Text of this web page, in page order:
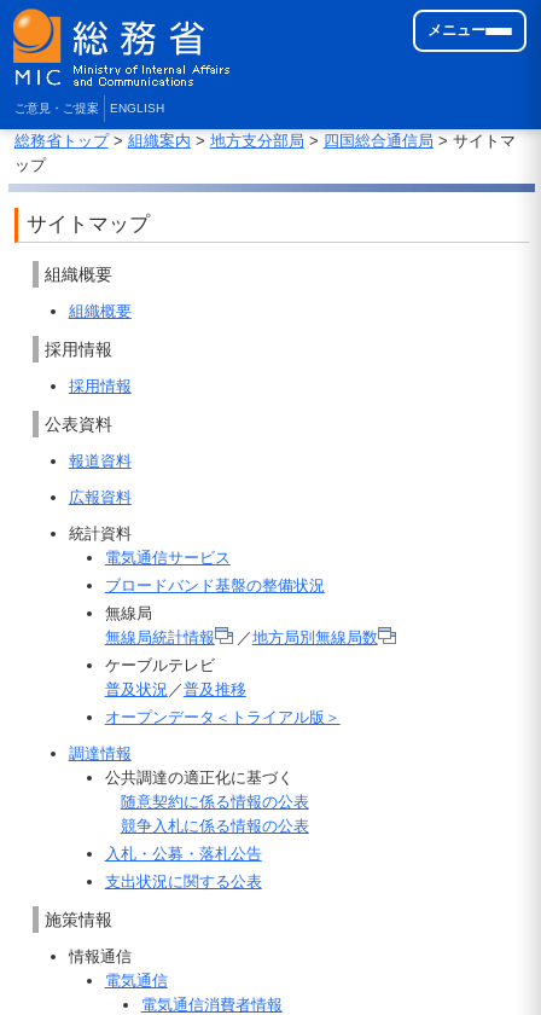
ご意見・ご提案 ENGLISH
メニュー
総務省トップ> 組織案内 > 地方支分部局 > 四国総合通信局 > サイトマ
ップ
サイトマップ
組織概要
組織概要
採用情報
採用情報
公表資料
報道資料
広報資料
統計資料
電気通信サービス
ブロードバンド基盤の整備状況
無線局
無線局統計情報
／地方局別無線局数
ケーブルテレビ
普及状況／普及推移
オープンデータ＜トライアル版＞
調達情報
公共調達の適正化に基づく
随意契約に係る情報の公表
競争入札に係る情報の公表
入札・公募・落札公告
支出状況に関する公表
施策情報
情報通信
電気通信
電気通信消費者情報